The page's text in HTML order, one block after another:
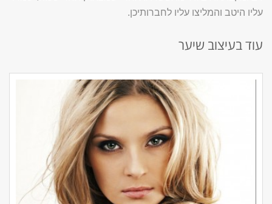
עליו היטב והמליצו עליו לחברותיכן.
עוד בעיצוב שיער